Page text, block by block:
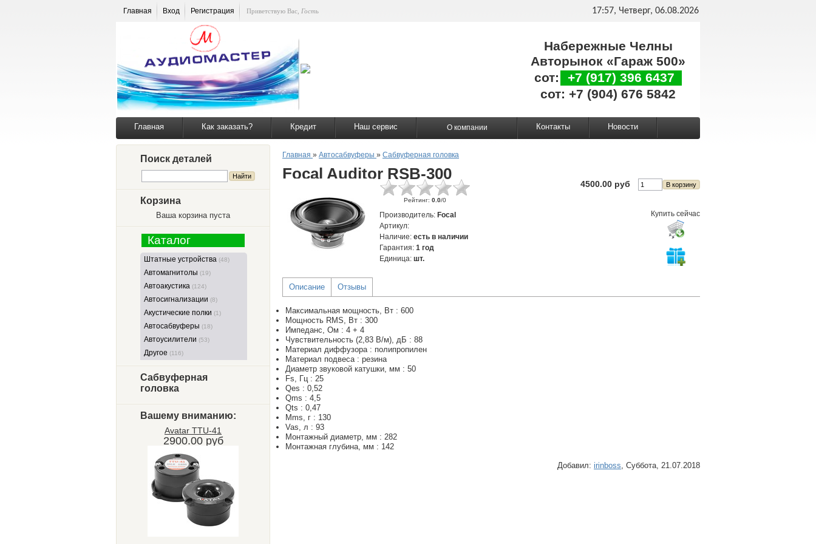
Главная Вход Регистрация Приветствую Вас Гость 17:57, Четверг, 06.08.2026
Набережные Челны
Авторынок «Гараж 500»
сот:
+7 (917) 396 6437
сот: +7 (904) 676 5842
Главная Как заказать? Кредит Наш сервис О компании Контакты Новости
Поиск деталей
Корзина
Ваша корзина пуста
Каталог
Штатные устройства (48)
Автомагнитолы (19)
Автоакустика (124)
Автосигнализации (8)
Акустические полки (1)
Автосабвуферы (18)
Автоусилители (53)
Другое (116)
Сабвуферная
головка
Вашему вниманию:
Avatar TTU-41
2900.00 руб
Главная » Автосабвуферы » Сабвуферная головка
Focal Auditor RSB-300
Рейтинг: 0.0/0
4500.00 руб
Производитель: Focal
Артикул:
Наличие: есть в наличии
Гарантия: 1 год
Единица: шт.
Купить сейчас
Описание Отзывы
Максимальная мощность, Вт : 600
Мощность RMS, Вт : 300
Импеданс, Ом : 4 + 4
Чувствительность (2,83 В/м), дБ : 88
Материал диффузора : полипропилен
Материал подвеса : резина
Диаметр звуковой катушки, мм : 50
Fs, Гц : 25
Qes : 0,52
Qms : 4,5
Qts : 0,47
Mms, г : 130
Vas, л : 93
Монтажный диаметр, мм : 282
Монтажная глубина, мм : 142
Добавил: irinboss, Суббота, 21.07.2018